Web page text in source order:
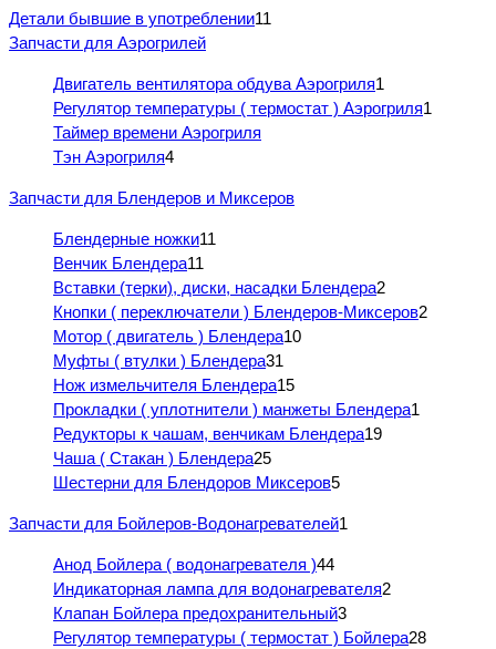
Детали бывшие в употреблении11
Запчасти для Аэрогрилей
Двигатель вентилятора обдува Аэрогриля1
Регулятор температуры ( термостат ) Аэрогриля1
Таймер времени Аэрогриля
Тэн Аэрогриля4
Запчасти для Блендеров и Миксеров
Блендерные ножки11
Венчик Блендера11
Вставки (терки), диски, насадки Блендера2
Кнопки ( переключатели ) Блендеров-Миксеров2
Мотор ( двигатель ) Блендера10
Муфты ( втулки ) Блендера31
Нож измельчителя Блендера15
Прокладки ( уплотнители ) манжеты Блендера1
Редукторы к чашам, венчикам Блендера19
Чаша ( Стакан ) Блендера25
Шестерни для Блендоров Миксеров5
Запчасти для Бойлеров-Водонагревателей1
Анод Бойлера ( водонагревателя )44
Индикаторная лампа для водонагревателя2
Клапан Бойлера предохранительный3
Регулятор температуры ( термостат ) Бойлера28